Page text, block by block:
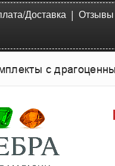
Доставка | Отзывы
с